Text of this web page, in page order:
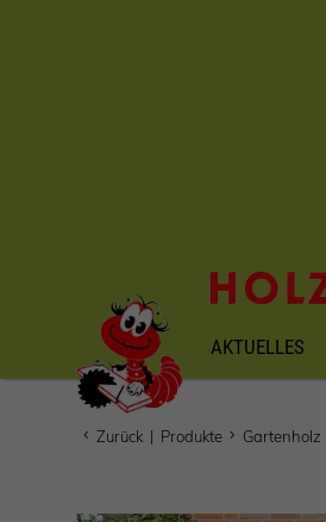
AKTUELLES
Zurück | Produkte Gartenholz